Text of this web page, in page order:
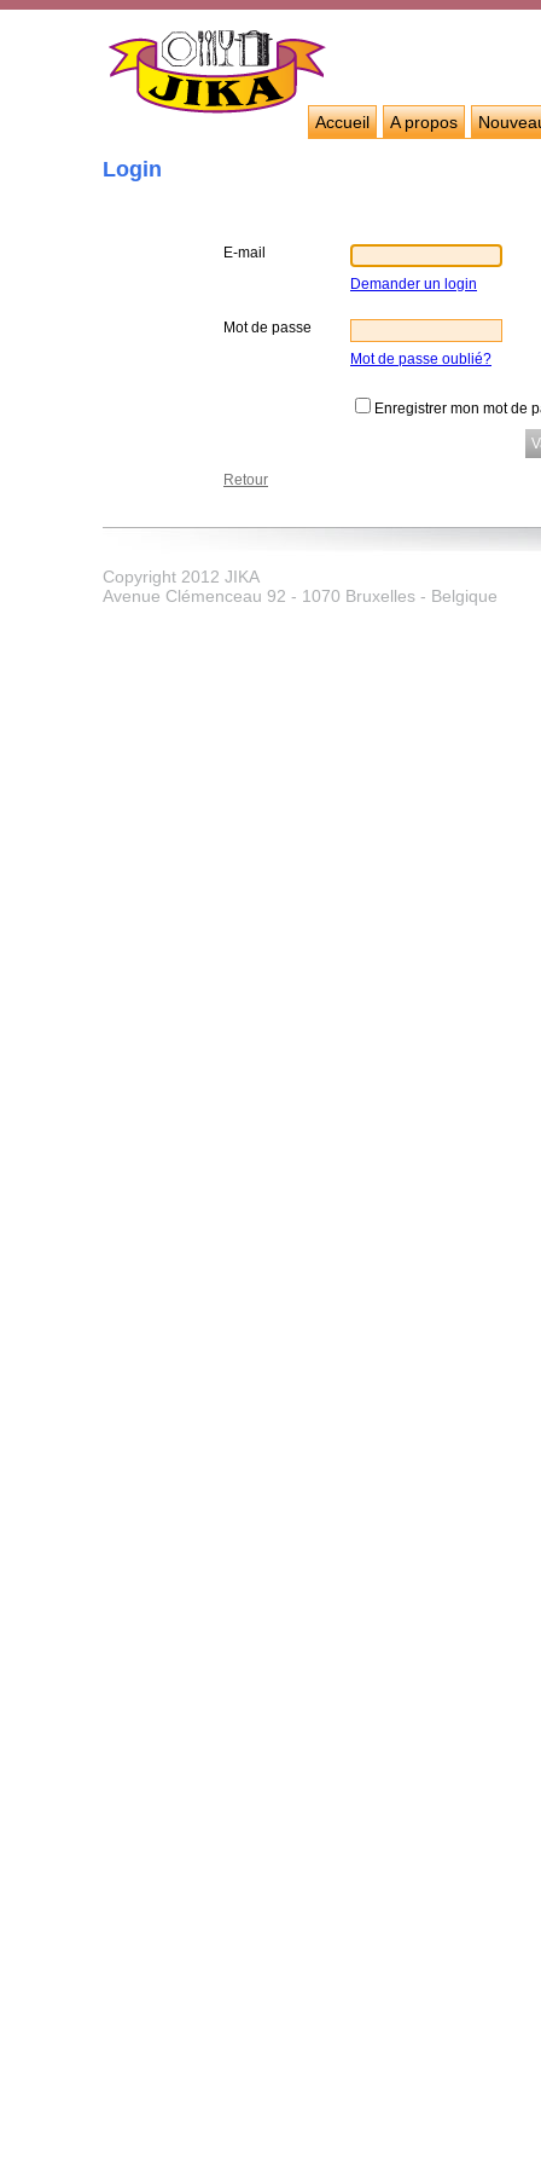
Accueil A propos
Login
E-mail
Demander un login
Mot de passe
Mot de passe oublié?
Enregistrer mon mot de
Retour
Copyright 2012 JIKA
Avenue Clémenceau 92 - 1070 Bruxelles - Belgique